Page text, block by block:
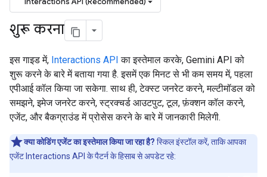
शुरू करना
इस गाइड में, Interactions API का इस्तेमाल करके, Gemini API को
शुरू करने के बारे में बताया गया है. इसमें एक मिनट से भी कम समय में, पहला
एपीआई कॉल किया जा सकेगा. साथ ही, टेक्स्ट जनरेट करने, मल्टीमॉडल को
समझने, इमेज जनरेट करने, स्ट्रक्चर्ड आउटपुट, टूल, फ़ंक्शन कॉल करने,
एजेंट, और बैकग्राउंड में प्रोसेस करने के बारे में जानकारी मिलेगी.
क्या कोडिंग एजेंट का इस्तेमाल किया जा रहा है? स्किल इंस्टॉल करें, ताकि आपका
एजेंट Interactions API के पैटर्न के हिसाब से अपडेट रहे: